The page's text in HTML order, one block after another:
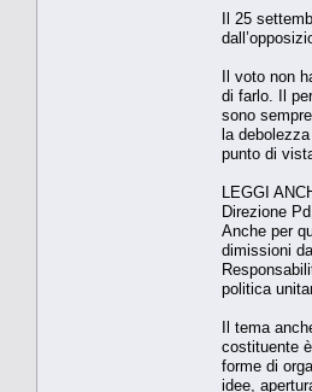
Il 25
Il voto non
di farlo. Il
sono
la
punto di
LEGGI
Direzione
Anche per
dimissioni
politica
Il tema
costituente
forme di
idee,